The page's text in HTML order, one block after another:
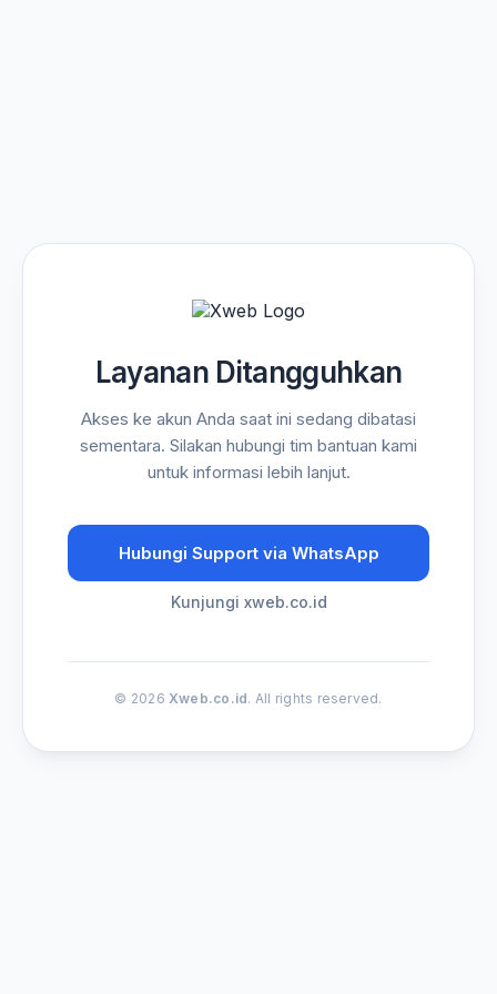
Layanan Ditangguhkan
Akses ke akun Anda saat ini sedang dibatasi
sementara. Silakan hubungi tim bantuan kami
untuk informasi lebih lanjut.
Hubungi Support via WhatsApp
Kunjungi xweb.co.id
© 2026 Xweb.co.id. All rights reserved.